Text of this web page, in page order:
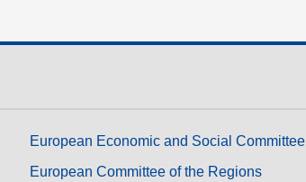
European Economic and Social Committee
European Committee of the Regions